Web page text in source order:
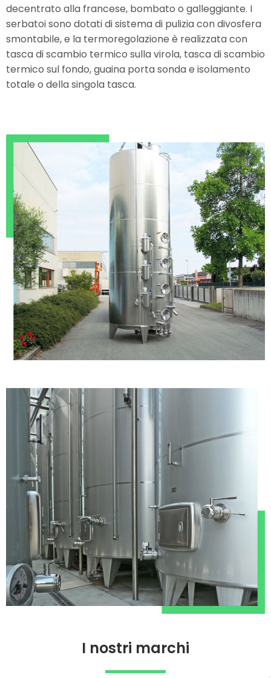
decentrato alla francese, bombato o galleggiante. I
serbatoi sono dotati di sistema di pulizia con divosfera
smontabile, e la termoregolazione è realizzata con
tasca di scambio termico sulla virola, tasca di scambio
termico sul fondo, guaina porta sonda e isolamento
totale o della singola tasca.
I nostri marchi